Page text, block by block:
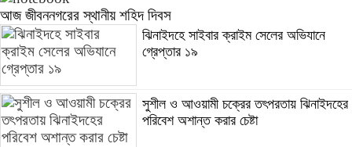
আজ জীবননগরের স্থানীয় শহিদ দিবস
ঝিনাইদহে সাইবার ক্রাইম সেলের অভিযানে
গ্রেপ্তার ১৯
সুশীল ও আওয়ামী চক্রের তৎপরতায় ঝিনাইদহের
পরিবেশ অশান্ত করার চেষ্টা